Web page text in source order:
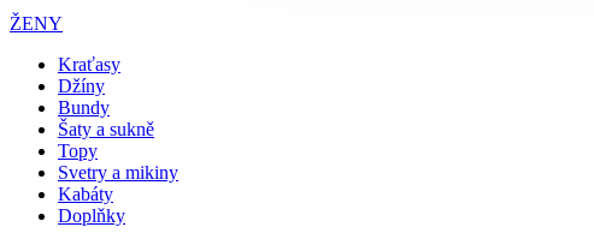
ŽENY
Kraťasy
Džíny
Bundy
Šaty a sukně
Topy
Svetry a mikiny
Kabáty
Doplňky